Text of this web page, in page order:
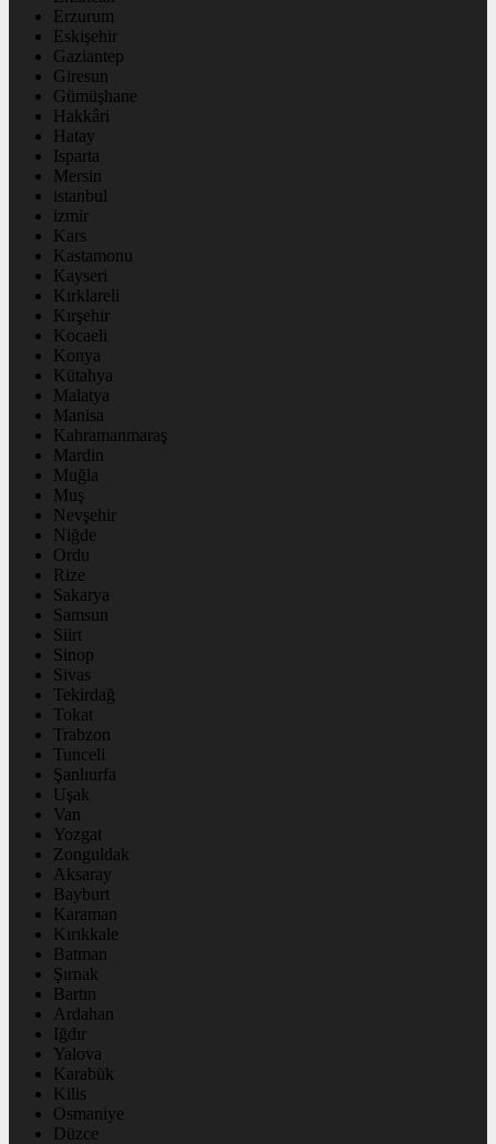
Erzurum
Eskişehir
Gaziantep
Giresun
Gümüşhane
Hakkâri
Hatay
Isparta
Mersin
istanbul
izmir
Kars
Kastamonu
Kayseri
Kırklareli
Kırşehir
Kocaeli
Konya
Kütahya
Malatya
Manisa
Kahramanmaraş
Mardin
Muğla
Muş
Nevşehir
Niğde
Ordu
Rize
Sakarya
Samsun
Siirt
Sinop
Sivas
Tekirdağ
Tokat
Trabzon
Tunceli
Şanlıurfa
Uşak
Van
Yozgat
Zonguldak
Aksaray
Bayburt
Karaman
Kırıkkale
Batman
Şırnak
Bartın
Ardahan
Iğdır
Yalova
Karabük
Kilis
Osmaniye
Düzce